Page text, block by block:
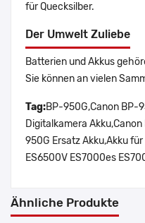
für Quecksilber.
Der Umwelt Zuliebe
Batterien und Akkus
Sie können an vielen
Tag:BP-950G,Canon BP-
Digitalkamera
950G Ersatz Akku,Akku
ES6500V ES7000es
Ähnliche Produkte